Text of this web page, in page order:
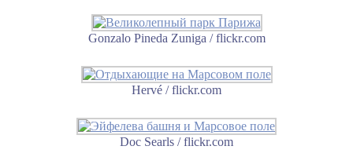
Gonzalo Pineda Zuniga / flickr.com
Hervé / flickr.com
Doc Searls / flickr.com